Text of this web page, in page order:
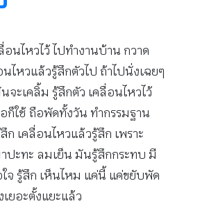
อนไหวไว้ ไปทำงานบ้าน กวาด
ไหวแล้วรู้สึกตัวไป ถ้าไปนั่งเฉยๆ
จะเคลิ้ม รู้สึกตัว เคลื่อนไหวไว้
ใช้ ถือพัดทั้งวัน ทำกรรมฐาน
ก เคลื่อนไหวแล้วรู้สึก เพราะ
ปะทะ ลมเย็น มันรู้สึกกระทบ มี
จ รู้สึก เห็นไหม แค่นี้ แค่ขยับพัด
ยอะตั้งแยะแล้ว